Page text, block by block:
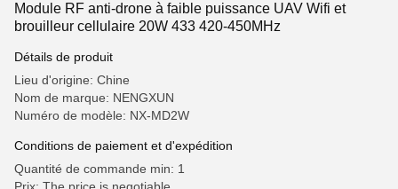
Module RF anti-drone à faible puissance UAV Wifi et
brouilleur cellulaire 20W 433 420-450MHz
Détails de produit
Lieu d'origine: Chine
Nom de marque: NENGXUN
Numéro de modèle: NX-MD2W
Conditions de paiement et d'expédition
Quantité de commande min: 1